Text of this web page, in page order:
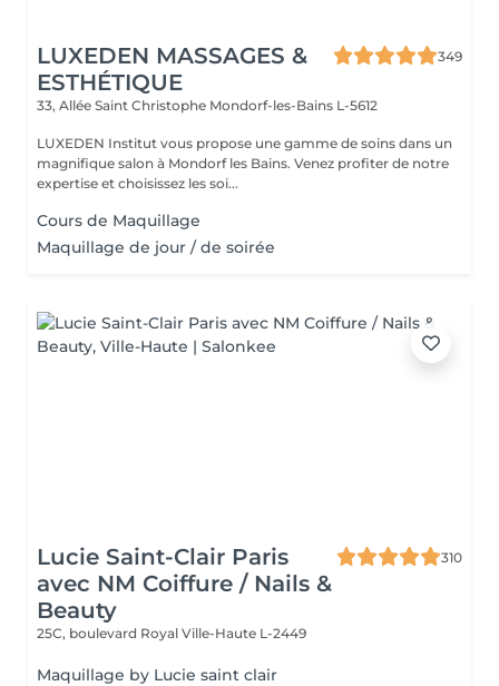
LUXEDEN MASSAGES &
ESTHÉTIQUE
349
33, Allée Saint Christophe Mondorf-les-Bains L-5612
LUXEDEN Institut vous propose une gamme de soins dans un
magnifique salon à Mondorf les Bains. Venez profiter de notre
expertise et choisissez les soi...
Cours de Maquillage
Maquillage de jour / de soirée
Lucie Saint-Clair Paris
avec NM Coiffure / Nails &
Beauty
310
25C, boulevard Royal Ville-Haute L-2449
Maquillage by Lucie saint clair